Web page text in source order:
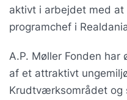
aktivt i arbejdet med
programchef i
A.P. Møller Fonden
af et attraktivt
Krudtværksområdet og